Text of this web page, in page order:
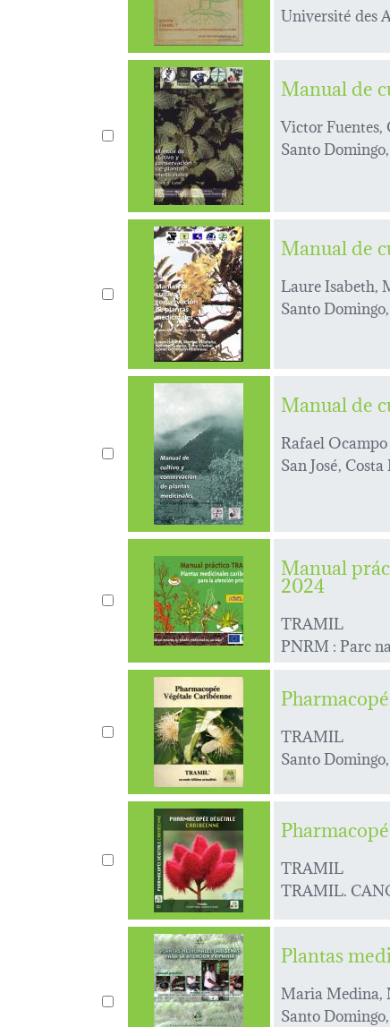
Université des
Manual de
Victor Fuentes,
Santo
Manual de
Laure Isabeth,
Santo
Manual de
Rafael Ocampo
San José,
Manual
2024
TRAMIL
PNRM : Parc
TRAMIL
Santo
TRAMIL
TRAMIL.
Plantas
Maria Medina,
Santo